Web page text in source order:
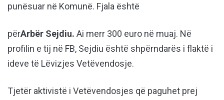
punësuar në Komunë. Fjala është
përArbër Sejdiu. Ai merr 300 euro në muaj. Në
profilin e tij në FB, Sejdiu është shpërndarës i flaktë i
ideve të Lëvizjes Vetëvendosje.
Tjetër aktivistë i Vetëvendosjes që paguhet prej